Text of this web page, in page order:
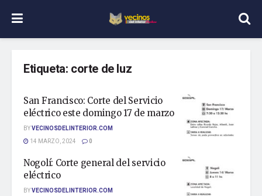
Etiqueta: corte de luz
San Francisco: Corte del Servicio
eléctrico este domingo 17 de marzo
BYVECINOSDELINTERIOR.COM
14 MARZO, 2024
0
Nogolí: Corte general del servicio
eléctrico
BYVECINOSDELINTERIOR.COM